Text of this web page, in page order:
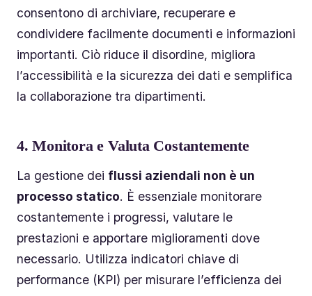
consentono di archiviare, recuperare e
condividere facilmente documenti e informazioni
importanti. Ciò riduce il disordine, migliora
l’accessibilità e la sicurezza dei dati e semplifica
la collaborazione tra dipartimenti.
4.Monitora e Valuta Costantemente
La gestione dei flussi aziendali non è un
processo statico. È essenziale monitorare
costantemente i progressi, valutare le
prestazioni e apportare miglioramenti dove
necessario. Utilizza indicatori chiave di
performance (KPI) per misurare l’efficienza dei